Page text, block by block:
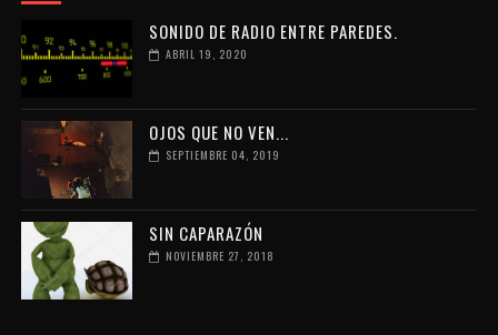
SONIDO DE RADIO ENTRE PAREDES.
ABRIL 19, 2020
OJOS QUE NO VEN...
SEPTIEMBRE 04, 2019
SIN CAPARAZÓN
NOVIEMBRE 27, 2018